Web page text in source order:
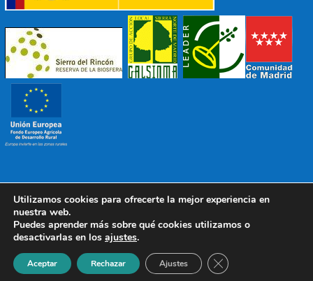
© 2022 Mancomunidad Sierra del RicónDiseño EDB|
Todos los derechos reservados
Política de Protección de Datos
Cookies
Utilizamos cookies para ofrecerte la mejor experiencia en
nuestra web.
Puedes aprender más sobre qué cookies utilizamos o
desactivarlas en los ajustes.
Aceptar Rechazar Ajustes Cerrar el banner de